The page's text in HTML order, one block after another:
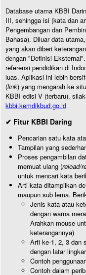
Database utama KBBI
III, sehingga isi (kata dan
Pengembangan dan
Bahasa). Diluar data
yang akan diberi
dengan "Definisi
referensi pendidikan di
luas. Aplikasi ini lebih
(link) yang mengarah ke
KBBI edisi V (terbaru),
kbbi.kemdikbud.go.id
✔ Fitur KBBI Daring
Pencarian satu kata
Tampilan yang
Proses pengambilan
memuat ulang (reload/
untuk mencari kata
Arti kata ditampilkan
maupun sub lema.
Jenis kata atau
dengan warna
Arahkan mouse
keterangannya)
Arti ke-1, 2, 3 dan
dengan latar
Contoh
Contoh dalam